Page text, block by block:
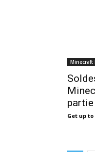
Minecraft
partie
Get up to